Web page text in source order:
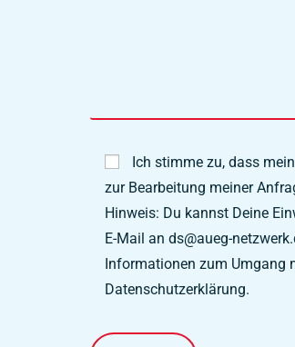
Ich stimme zu, dass
zur Bearbeitung meiner
Hinweis: Du kannst Deine
E-Mail an ds@aueg-
Informationen zum Umgang
Datenschutzerklärung.